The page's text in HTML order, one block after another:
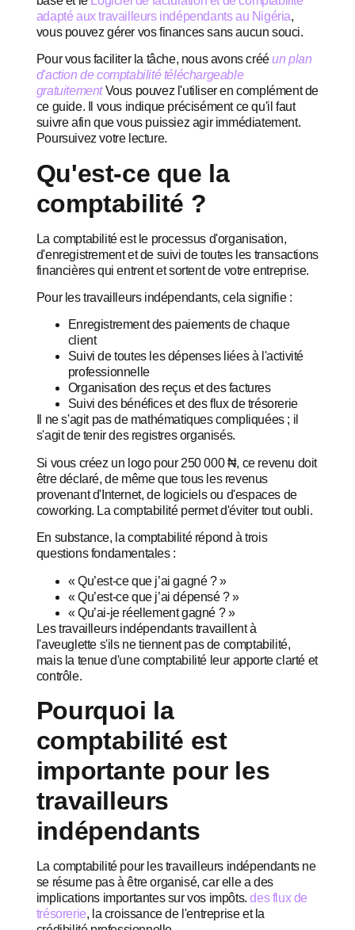
adapté aux travailleurs indépendants au Nigéria,
vous pouvez gérer vos finances sans aucun souci.
Pour vous faciliter la tâche, nous avons crééun plan
d'action de comptabilité téléchargeable
gratuitementVous pouvez l'utiliser en complément de
ce guide. Il vous indique précisément ce qu'il faut
suivre afin que vous puissiez agir immédiatement.
Poursuivez votre lecture.
Qu'est-ce que la
comptabilité ?
La comptabilité est le processus d'organisation,
d'enregistrement et de suivi de toutes les transactions
financières qui entrent et sortent de votre entreprise.
Pour les travailleurs indépendants, cela signifie :
Enregistrement des paiements de chaque
client
Suivi de toutes les dépenses liées à l'activité
professionnelle
Organisation des reçus et des factures
Suivi des bénéfices et des flux de trésorerie
Il ne s'agit pas de mathématiques compliquées ; il
s'agit de tenir des registres organisés.
Si vous créez un logo pour 250 000 ₦, ce revenu doit
être déclaré, de même que tous les revenus
provenant d'Internet, de logiciels ou d'espaces de
coworking. La comptabilité permet d'éviter tout oubli.
En substance, la comptabilité répond à trois
questions fondamentales :
« Qu’est-ce que j’ai gagné ? »
« Qu’est-ce que j’ai dépensé ? »
« Qu’ai-je réellement gagné ? »
Les travailleurs indépendants travaillent à
l'aveuglette s'ils ne tiennent pas de comptabilité,
mais la tenue d'une comptabilité leur apporte clarté et
contrôle.
Pourquoi la
comptabilité est
importante pour les
travailleurs
indépendants
La comptabilité pour les travailleurs indépendants ne
se résume pas à être organisé, car elle a des
implications importantes sur vos impôts.des flux de
trésorerie, la croissance de l'entreprise et la